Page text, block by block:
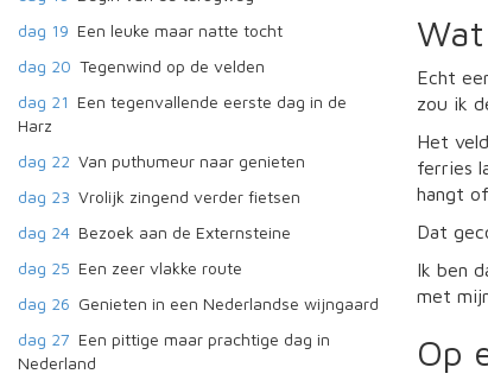
Echt
zou ik
Het
ferries
hangt
Dat
Ik ben
met
Op
dag 19 Een leuke maar natte tocht
dag 20 Tegenwind op de velden
dag 21 Een tegenvallende eerste dag in de
Harz
dag 22 Van puthumeur naar genieten
dag 23 Vrolijk zingend verder fietsen
dag 24 Bezoek aan de Externsteine
dag 25 Een zeer vlakke route
dag 26 Genieten in een Nederlandse wijngaard
dag 27 Een pittige maar prachtige dag in
Nederland